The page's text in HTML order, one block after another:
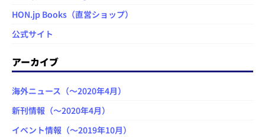
HON.jp Books（直営ショップ）
公式サイト
アーカイブ
海外ニュース（～2020年4月）
新刊情報（～2020年4月）
イベント情報（～2019年10月）